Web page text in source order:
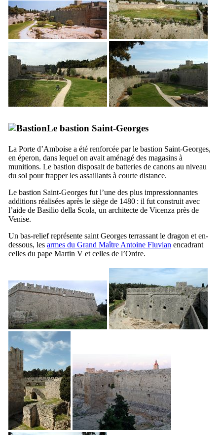
Le bastion Saint-Georges
La Porte d’Amboise a été renforcée par le bastion Saint-Georges,
en éperon, dans lequel on avait aménagé des magasins à
munitions. Le bastion disposait de batteries de canons au niveau
du sol pour frapper les assaillants à courte distance.
Le bastion Saint-Georges fut l’une des plus impressionnantes
additions réalisées après le siège de 1480 : il fut construit avec
l’aide de Basilio della Scola, un architecte de Vicenza près de
Venise.
Un bas-relief représente saint Georges terrassant le dragon et en-
dessous, les armes du Grand Maître Antoine Fluvian encadrant
celles du pape Martin V et celles de l’Ordre.